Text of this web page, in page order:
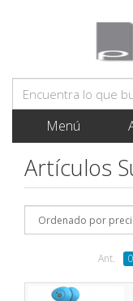
Menú
Artículos
Ant.